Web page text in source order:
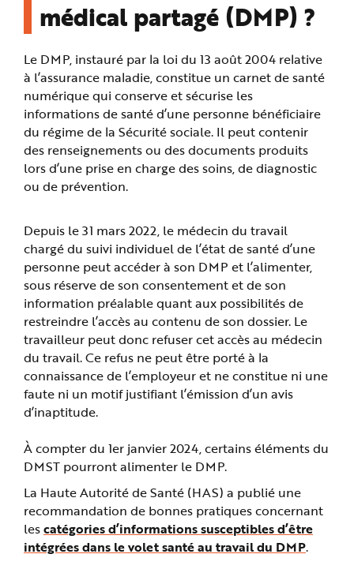
médical partagé (DMP) ?
Le DMP, instauré par la loi du 13 août 2004 relative
à l’assurance maladie, constitue un carnet de santé
numérique qui conserve et sécurise les
informations de santé d’une personne bénéficiaire
du régime de la Sécurité sociale. Il peut contenir
des renseignements ou des documents produits
lors d’une prise en charge des soins, de diagnostic
ou de prévention.
Depuis le 31 mars 2022, le médecin du travail
chargé du suivi individuel de l’état de santé d’une
personne peut accéder à son DMP et l’alimenter,
sous réserve de son consentement et de son
information préalable quant aux possibilités de
restreindre l’accès au contenu de son dossier. Le
travailleur peut donc refuser cet accès au médecin
du travail. Ce refus ne peut être porté à la
connaissance de l’employeur et ne constitue ni une
faute ni un motif justifiant l’émission d’un avis
d’inaptitude.
À compter du 1er janvier 2024, certains éléments du
DMST pourront alimenter le DMP.
La Haute Autorité de Santé (HAS) a publié une
recommandation de bonnes pratiques concernant
lescatégories d’informations susceptibles d’être
intégrées dans le volet santé au travail du DMP.